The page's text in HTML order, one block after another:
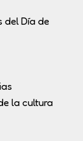
del Día de
la cultura